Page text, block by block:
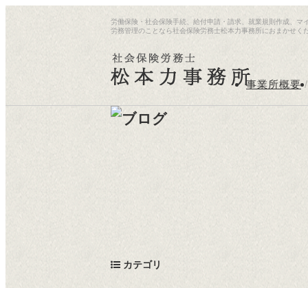
労働保険・社会保険手続、給付申請・請求、就業規則作成、マ
労務管理のことなら社会保険労務士松本力事務所におまかせく
事業所概要 /
カテゴリ